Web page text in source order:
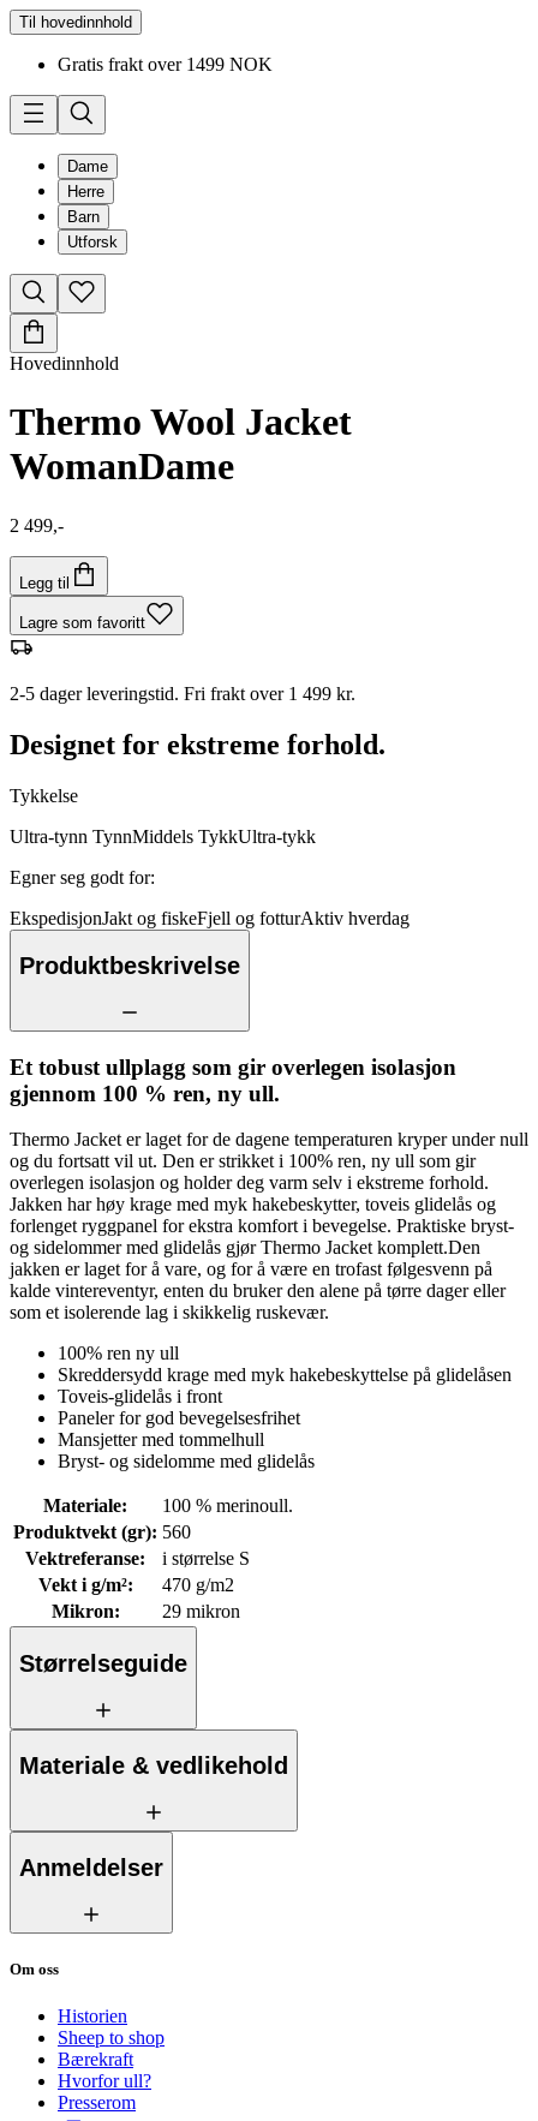
Til hovedinnhold
Gratis frakt over 1499 NOK
Dame
Herre
Barn
Utforsk
Hovedinnhold
Thermo Wool Jacket
WomanDame
2 499,-
Legg til
Lagre som favoritt
2-5 dager leveringstid. Fri frakt over 1 499 kr.
Designet for ekstreme forhold.
Tykkelse
Ultra-tynn TynnMiddels TykkUltra-tykk
Egner seg godt for:
EkspedisjonJakt og fiskeFjell og fotturAktiv hverdag
Produktbeskrivelse
Et tobust ullplagg som gir overlegen isolasjon
gjennom 100 % ren, ny ull.
Thermo Jacket er laget for de dagene temperaturen kryper under null
og du fortsatt vil ut. Den er strikket i 100% ren, ny ull som gir
overlegen isolasjon og holder deg varm selv i ekstreme forhold.
Jakken har høy krage med myk hakebeskytter, toveis glidelås og
forlenget ryggpanel for ekstra komfort i bevegelse. Praktiske bryst-
og sidelommer med glidelås gjør Thermo Jacket komplett.Den
jakken er laget for å vare, og for å være en trofast følgesvenn på
kalde vintereventyr, enten du bruker den alene på tørre dager eller
som et isolerende lag i skikkelig ruskevær.
100% ren ny ull
Skreddersydd krage med myk hakebeskyttelse på glidelåsen
Toveis-glidelås i front
Paneler for god bevegelsesfrihet
Mansjetter med tommelhull
Bryst- og sidelomme med glidelås
Materiale:
100 % merinoull.
Produktvekt (gr): 560
Vektreferanse:
i størrelse S
Vekt i g/m²:
470 g/m2
Mikron: 29 mikron
Størrelseguide
Materiale & vedlikehold
Anmeldelser
Om oss
Historien
Sheep to shop
Bærekraft
Hvorfor ull?
Presserom